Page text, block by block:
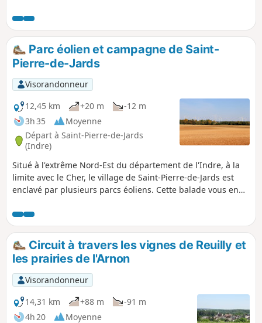
d’aviation du monde, en 1917, par les alliés américains. Puis
vous atteignez le hameau de Vœu. Le retour à Paudy
s'effectue par l'étang communal. Pour finir, on pourra
admirer la tour dominant Paudy, un des vestiges du
château du XIIe siècle et l'Église Saint-Martin.
Parc éolien et campagne de Saint-
Pierre-de-Jards
Visorandonneur
12,45 km
+20 m
-12 m
3h 35
Moyenne
Départ à Saint-Pierre-de-Jards
(Indre)
Situé à l'extrême Nord-Est du département de l'Indre, à la
limite avec le Cher, le village de Saint-Pierre-de-Jards est
enclavé par plusieurs parcs éoliens. Cette balade vous en
Château de Cermelles (à l'Est) et la Tour Chamborant de
l'église Saint-Paxent de l'ancienne Abbaye Saint-Martin de
Massay (au Nord-Est, dans le Cher). La traversée du Bois de
la Ville est très agréable puis on découvre, selon la période,
les animaux de la Ferme pédagogique de Martine à Pay. Le
parcours du retour traverse de grandes étendues agricoles.
Vous pourrez visiter au départ l'Église Saint-Pierre (XVe-XIXe
s.) si elle est ouverte ou vous régaler au restaurant
gastronomique Les Saisons Gourmandes.
Circuit à travers les vignes de Reuilly et
les prairies de l'Arnon
Visorandonneur
14,31 km
+88 m
-91 m
4h 20
Moyenne